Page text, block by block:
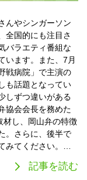
んやシンガーソン
全国的にも注目さ
バラエティ番組な
います。また、7月
戦病院」で主演の
も話題となってい
しずつ違いがある
協会会長を務めた
材し、岡山弁の特徴
。さらに、後半で
みてください。…
記事を読む